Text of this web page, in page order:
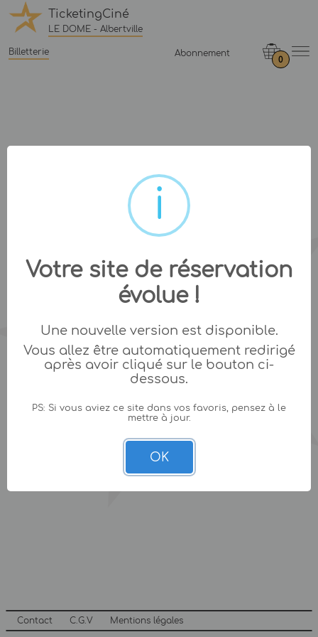
TicketingCiné
LE DOME - Albertville
Billetterie Abonnement
0
Contact C.G.V Mentions légales
Votre site de réservation
évolue !
Une nouvelle version est disponible.
Vous allez être automatiquement redirigé
après avoir cliqué sur le bouton ci-
dessous.
PS: Si vous aviez ce site dans vos favoris, pensez à le
mettre à jour.
OK